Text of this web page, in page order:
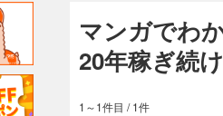
マンガでわ
20年稼ぎ続
1～1件目 /1件